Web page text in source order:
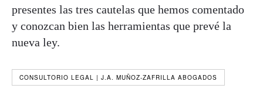
presentes las tres cautelas que hemos comentado
y conozcan bien las herramientas que prevé la
nueva ley.
CONSULTORIO LEGAL | J.A. MUÑOZ-ZAFRILLA ABOGADOS